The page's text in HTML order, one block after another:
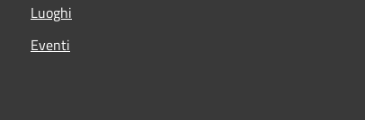
Luoghi
Eventi